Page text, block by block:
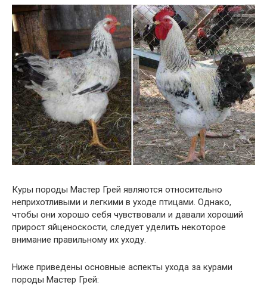
Куры породы Мастер Грей являются относительно
неприхотливыми и легкими в уходе птицами. Однако,
чтобы они хорошо себя чувствовали и давали хороший
прирост яйценоскости, следует уделить некоторое
внимание правильному их уходу.
Ниже приведены основные аспекты ухода за курами
породы Мастер Грей: